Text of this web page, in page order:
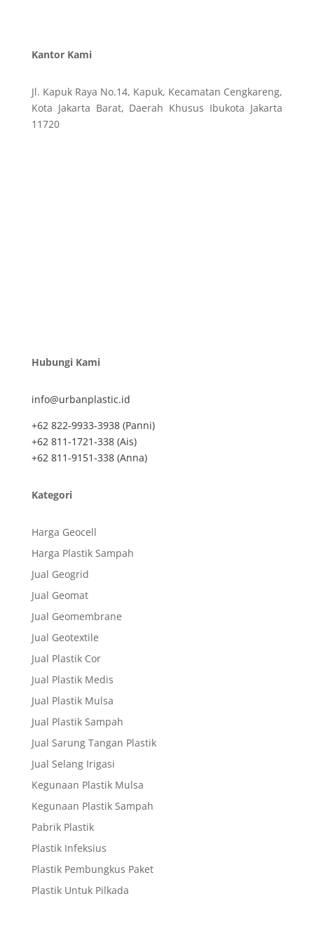
Kantor Kami
Jl. Kapuk Raya No.14, Kapuk, Kecamatan Cengkareng,
Kota Jakarta Barat, Daerah Khusus Ibukota Jakarta
11720
Hubungi Kami
info@urbanplastic.id
+62 822-9933-3938 (Panni)
+62 811-1721-338 (Ais)
+62 811-9151-338 (Anna)
Kategori
Harga Geocell
Harga Plastik Sampah
Jual Geogrid
Jual Geomat
Jual Geomembrane
Jual Geotextile
Jual Plastik Cor
Jual Plastik Medis
Jual Plastik Mulsa
Jual Plastik Sampah
Jual Sarung Tangan Plastik
Jual Selang Irigasi
Kegunaan Plastik Mulsa
Kegunaan Plastik Sampah
Pabrik Plastik
Plastik Infeksius
Plastik Pembungkus Paket
Plastik Untuk Pilkada